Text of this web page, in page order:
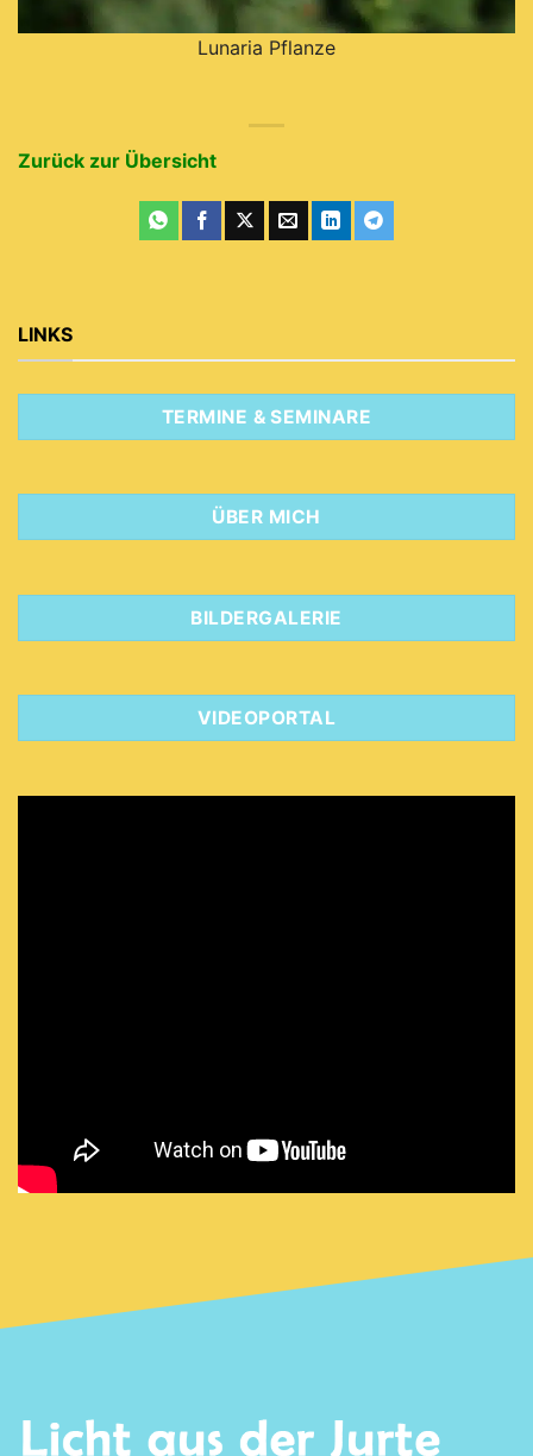
Lunaria Pflanze
Zurück zur Übersicht
LINKS
TERMINE & SEMINARE
ÜBER MICH
BILDERGALERIE
VIDEOPORTAL